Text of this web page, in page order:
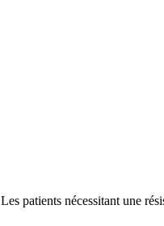
Les patients nécessitant une